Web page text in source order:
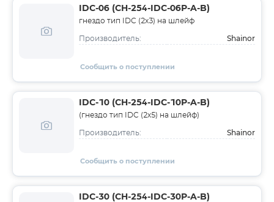
IDC-06 (CH-254-IDC-06P-A-B)
гнездо тип IDC (2х3) на шлейф
Производитель: Shainor
Сообщить о поступлении
IDC-10 (CH-254-IDC-10P-A-B)
(гнездо тип IDC (2х5) на шлейф)
Производитель: Shainor
Сообщить о поступлении
IDC-30 (CH-254-IDC-30P-A-B)